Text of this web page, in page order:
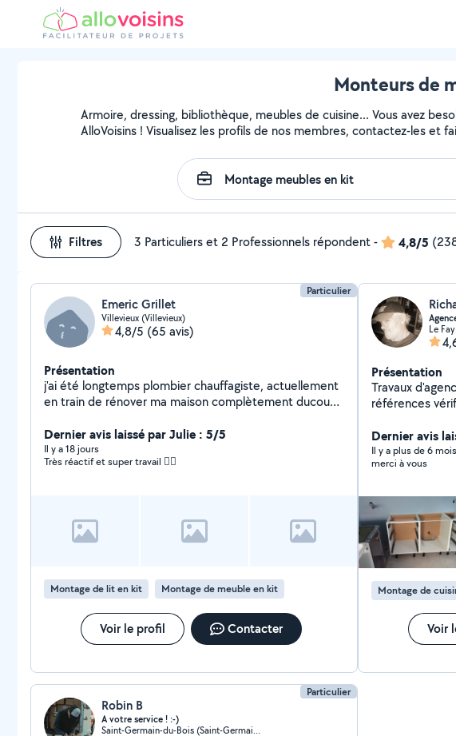
Monteurs de
Armoire, dressing, bibliothèque, meubles de cuisine... Vous avez
AlloVoisins ! Visualisez les profils de nos membres, contactez-les et
Filtres 3 Particuliers et 2 Professionnels répondent- 4,8/5
Particulier
Emeric Grillet
Villevieux (Villevieux)
4,8/5 (65 avis)
Présentation
j'ai été longtemps plombier chauffagiste, actuellement
en train de rénover ma maison complètement ducoup
Dernier avis laissé par Julie : 5/5
Il y a 18 jours
Très réactif et super travail 👌🏼
Montage de lit en kit Montage de meuble en kit
Voir le profil Contacter
Le
Présentation
Travaux
références
cuisines
traite aucun poste, je réalise moi même
préparatoires:
Dernier avis
Il y a plus de 6 mois
merci à vous
Montage de
Voir
Particulier
Robin B
A votre service ! :-)
Saint-Germain-du-Bois (Saint-Germain-du-Bois)